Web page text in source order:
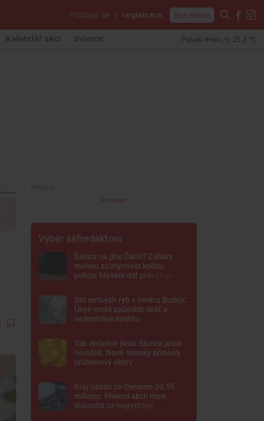
Přihlásit se / registrace Bez reklam
Kalendář akcí Inzerce Počasí dnes 25,2 °C
Premium
Výběr šéfredaktora
Šelma na jihu Čech? Záběry
mohou zachycovat kočku,
policie hlášení dál prověřuje
Sto mrtvých ryb v centru Budějc.
Úhyn mohl způsobit déšť a
nedostatek kyslíku
Tak detailně jsme Slunce ještě
neviděli. Nové snímky přinesly
průlomový objev
Kraj nabízí za Dynamo 32,55
milionu. Převod akcií chce
dokončit co nejrychleji